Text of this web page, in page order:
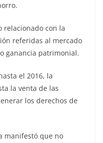
relacionado con la
referidas al mercado
ganancia patrimonial.
el 2016, la
la venta de las
los derechos de
manifestó que no